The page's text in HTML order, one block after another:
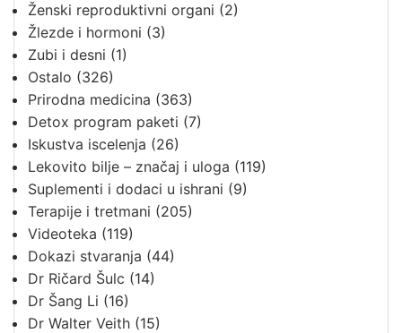
Ženski reproduktivni organi (2)
Žlezde i hormoni (3)
Zubi i desni (1)
Ostalo (326)
Prirodna medicina (363)
Detox program paketi (7)
Iskustva iscelenja (26)
Lekovito bilje – značaj i uloga (119)
Suplementi i dodaci u ishrani (9)
Terapije i tretmani (205)
Videoteka (119)
Dokazi stvaranja (44)
Dr Ričard Šulc (14)
Dr Šang Li (16)
Dr Walter Veith (15)